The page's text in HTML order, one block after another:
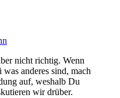
nicht richtig. Wenn
anderes sind, mach
auf, weshalb Du
wir drüber.